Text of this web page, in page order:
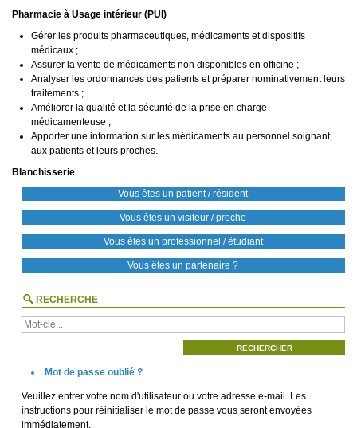
Pharmacie à Usage intérieur (PUI)
Gérer les produits pharmaceutiques, médicaments et dispositifs
médicaux ;
Assurer la vente de médicaments non disponibles en officine ;
Analyser les ordonnances des patients et préparer nominativement leurs
traitements ;
Améliorer la qualité et la sécurité de la prise en charge
médicamenteuse ;
Apporter une information sur les médicaments au personnel soignant,
aux patients et leurs proches.
Blanchisserie
Vous êtes un patient / résident
Vous êtes un visiteur / proche
Vous êtes un professionnel / étudiant
Vous êtes un partenaire ?
RECHERCHE
Mot de passe oublié ?
Veuillez entrer votre nom d'utilisateur ou votre adresse e-mail. Les
instructions pour réinitialiser le mot de passe vous seront envoyées
immédiatement.